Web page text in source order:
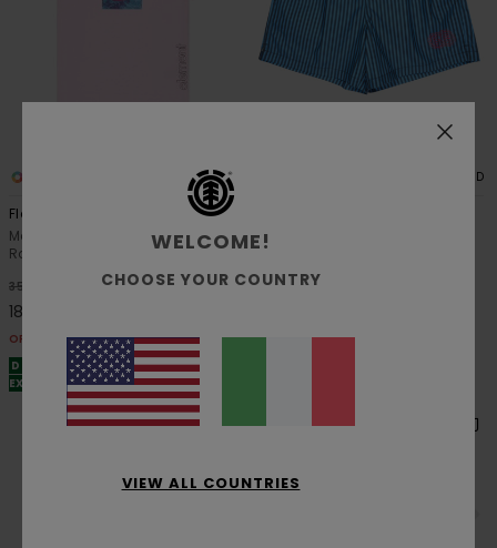
ORGANIC COTTON
Floatie
Maglietta a maniche corte
Rosa Uomo
35,00 € 48%
18,37 €
OFFERTE
DOPPIA OFFERTA 25% DI SCONTO
EXTRA
RECYCLED
Slip da surf ibridi Blu Uomo
WELCOME!
CHOOSE YOUR COUNTRY
VIEW ALL COUNTRIES